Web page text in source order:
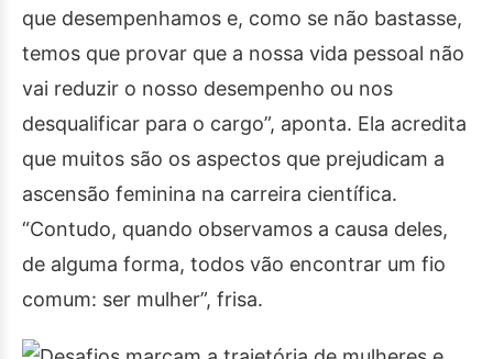
que desempenhamos e, como se não bastasse,
temos que provar que a nossa vida pessoal não
vai reduzir o nosso desempenho ou nos
desqualificar para o cargo”, aponta. Ela acredita
que muitos são os aspectos que prejudicam a
ascensão feminina na carreira científica.
“Contudo, quando observamos a causa deles,
de alguma forma, todos vão encontrar um fio
comum: ser mulher”, frisa.